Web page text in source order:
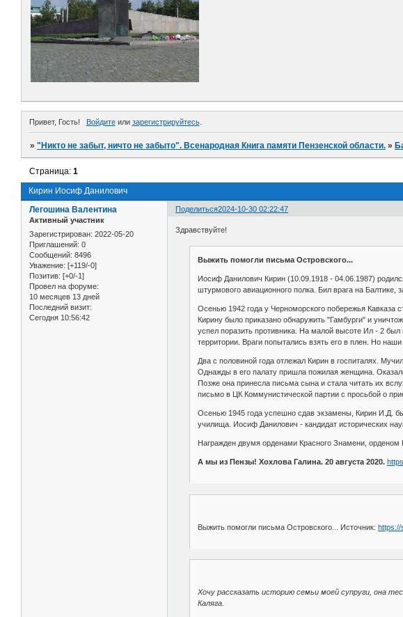
Привет, Гость! Войдитеили зарегистрируйтесь.
»"Никто не забыт, ничто не забыто". Всенародная Книга памяти Пензенской области. »
Кирин Иосиф Данилович
Страница:1
Поделиться2024-10-30 02:22:47
Легошина Валентина
Активный участник
Зарегистрирован: 2022-05-20
Приглашений: 0
Сообщений: 8496
Уважение: [+119/-0]
Позитив: [+0/-1]
Провел на форуме:
10 месяцев 13 дней
Последний визит:
Сегодня 10:56:42
Здравствуйте!
Выжить помогли письма Островского...
Иосиф Данилович Кирин (10.09.1918 - 04.06.1987)
штурмового авиационного полка. Бил врага на
Осенью 1942 года у Черноморского побережья Кавказа
Кирину было приказано обнаружить "Гамбурги" и
успел поразить противника. На малой высоте Ил - 2
территории. Враги попытались взять его в плен. Но
Два с половиной года отлежал Кирин в госпиталях.
Однажды в его палату пришла пожилая женщина.
Позже она принесла письма сына и стала читать их
письмо в ЦК Коммунистической партии с просьбой о
Осенью 1945 года успешно сдав экзамены, Кирин И.Д.
училища. Иосиф Данилович - кандидат исторических
Награжден двумя орденами Красного Знамени,
А мы из Пензы! Хохлова Галина. 20 августа 2020.
Выжить помогли письма Островского... Источник: https://
Хочу рассказать историю семьи моей супруги, она
Каляга.